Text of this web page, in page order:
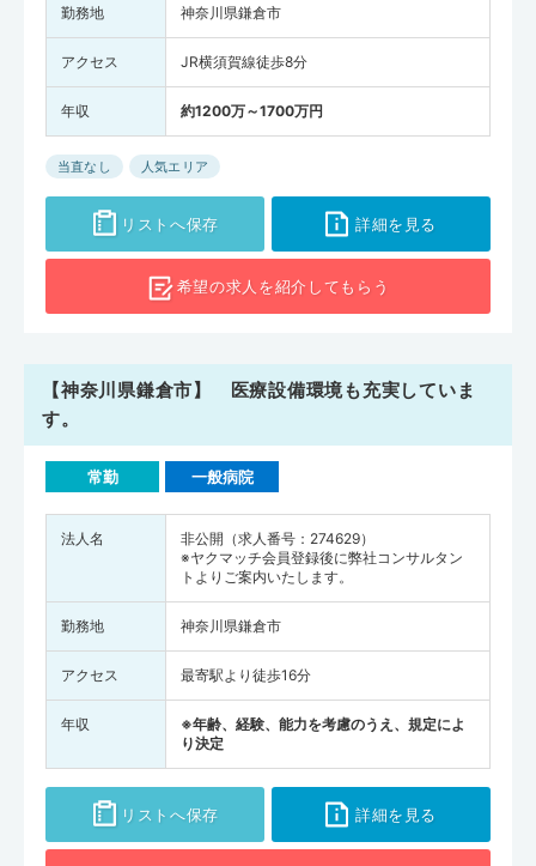
勤務地 神奈川県鎌倉市
アクセス JR横須賀線徒歩8分
年収 約1200万～1700万円
当直なし 人気エリア
リストへ保存 詳細を見る
希望の求人を紹介してもらう
【神奈川県鎌倉市】 医療設備環境も充実していま
す。
常勤 一般病院
法人名
非公開（求人番号：274629）
※ヤクマッチ会員登録後に弊社コンサルタン
トよりご案内いたします。
勤務地 神奈川県鎌倉市
アクセス 最寄駅より徒歩16分
年収
※年齢、経験、能力を考慮のうえ、規定によ
り決定
リストへ保存 詳細を見る